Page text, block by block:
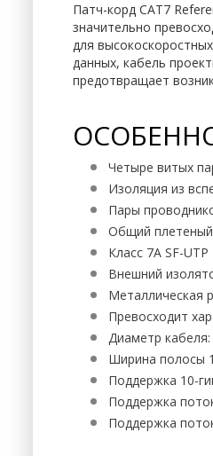
Патч-корд CAT7
значительно
для
данных, кабель
предотвращает
Четыре витых
Изоляция из
Пары
Общий плетеный
Класс 7А SF-UTP
Внешний
Металлическая
Превосходит
Диаметр
Ширина полосы
Поддержка 10-
Поддержка
Поддержка